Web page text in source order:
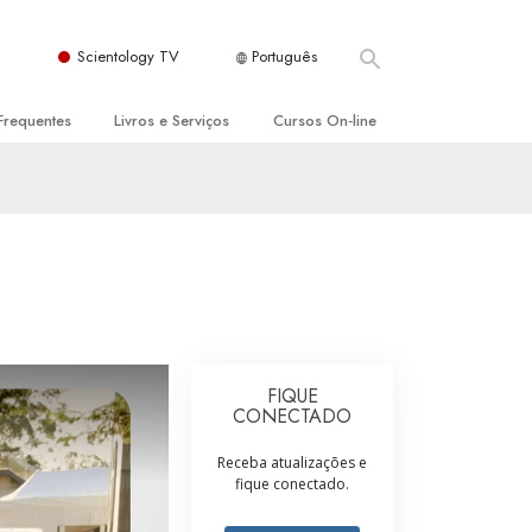
Scientology TV Português
de Scientology
Livros e Serviços
Introdutórios
Cursos On‑line
Ajudas para Doenças e Ferimentos
Integridade e Honestidade
Casamento
A Escala de Tom Emocional
FIQUE
CONECTADO
Receba atualizações e
fique conectado.